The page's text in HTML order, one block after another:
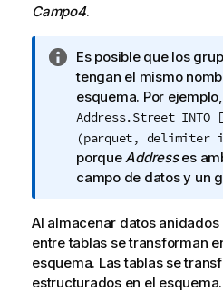
Campo4.
N
o
t
a
i
n
f
m
Es posible que los
tengan el mismo
esquema. Por ejemplo,
Address.Street INTO
(parquet,
porqueAddresses
campo de datos y un
Al almacenar datos anidados
entre tablas se transforman
esquema. Las tablas se
estructurados en el